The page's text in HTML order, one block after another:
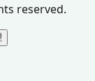
reserved.